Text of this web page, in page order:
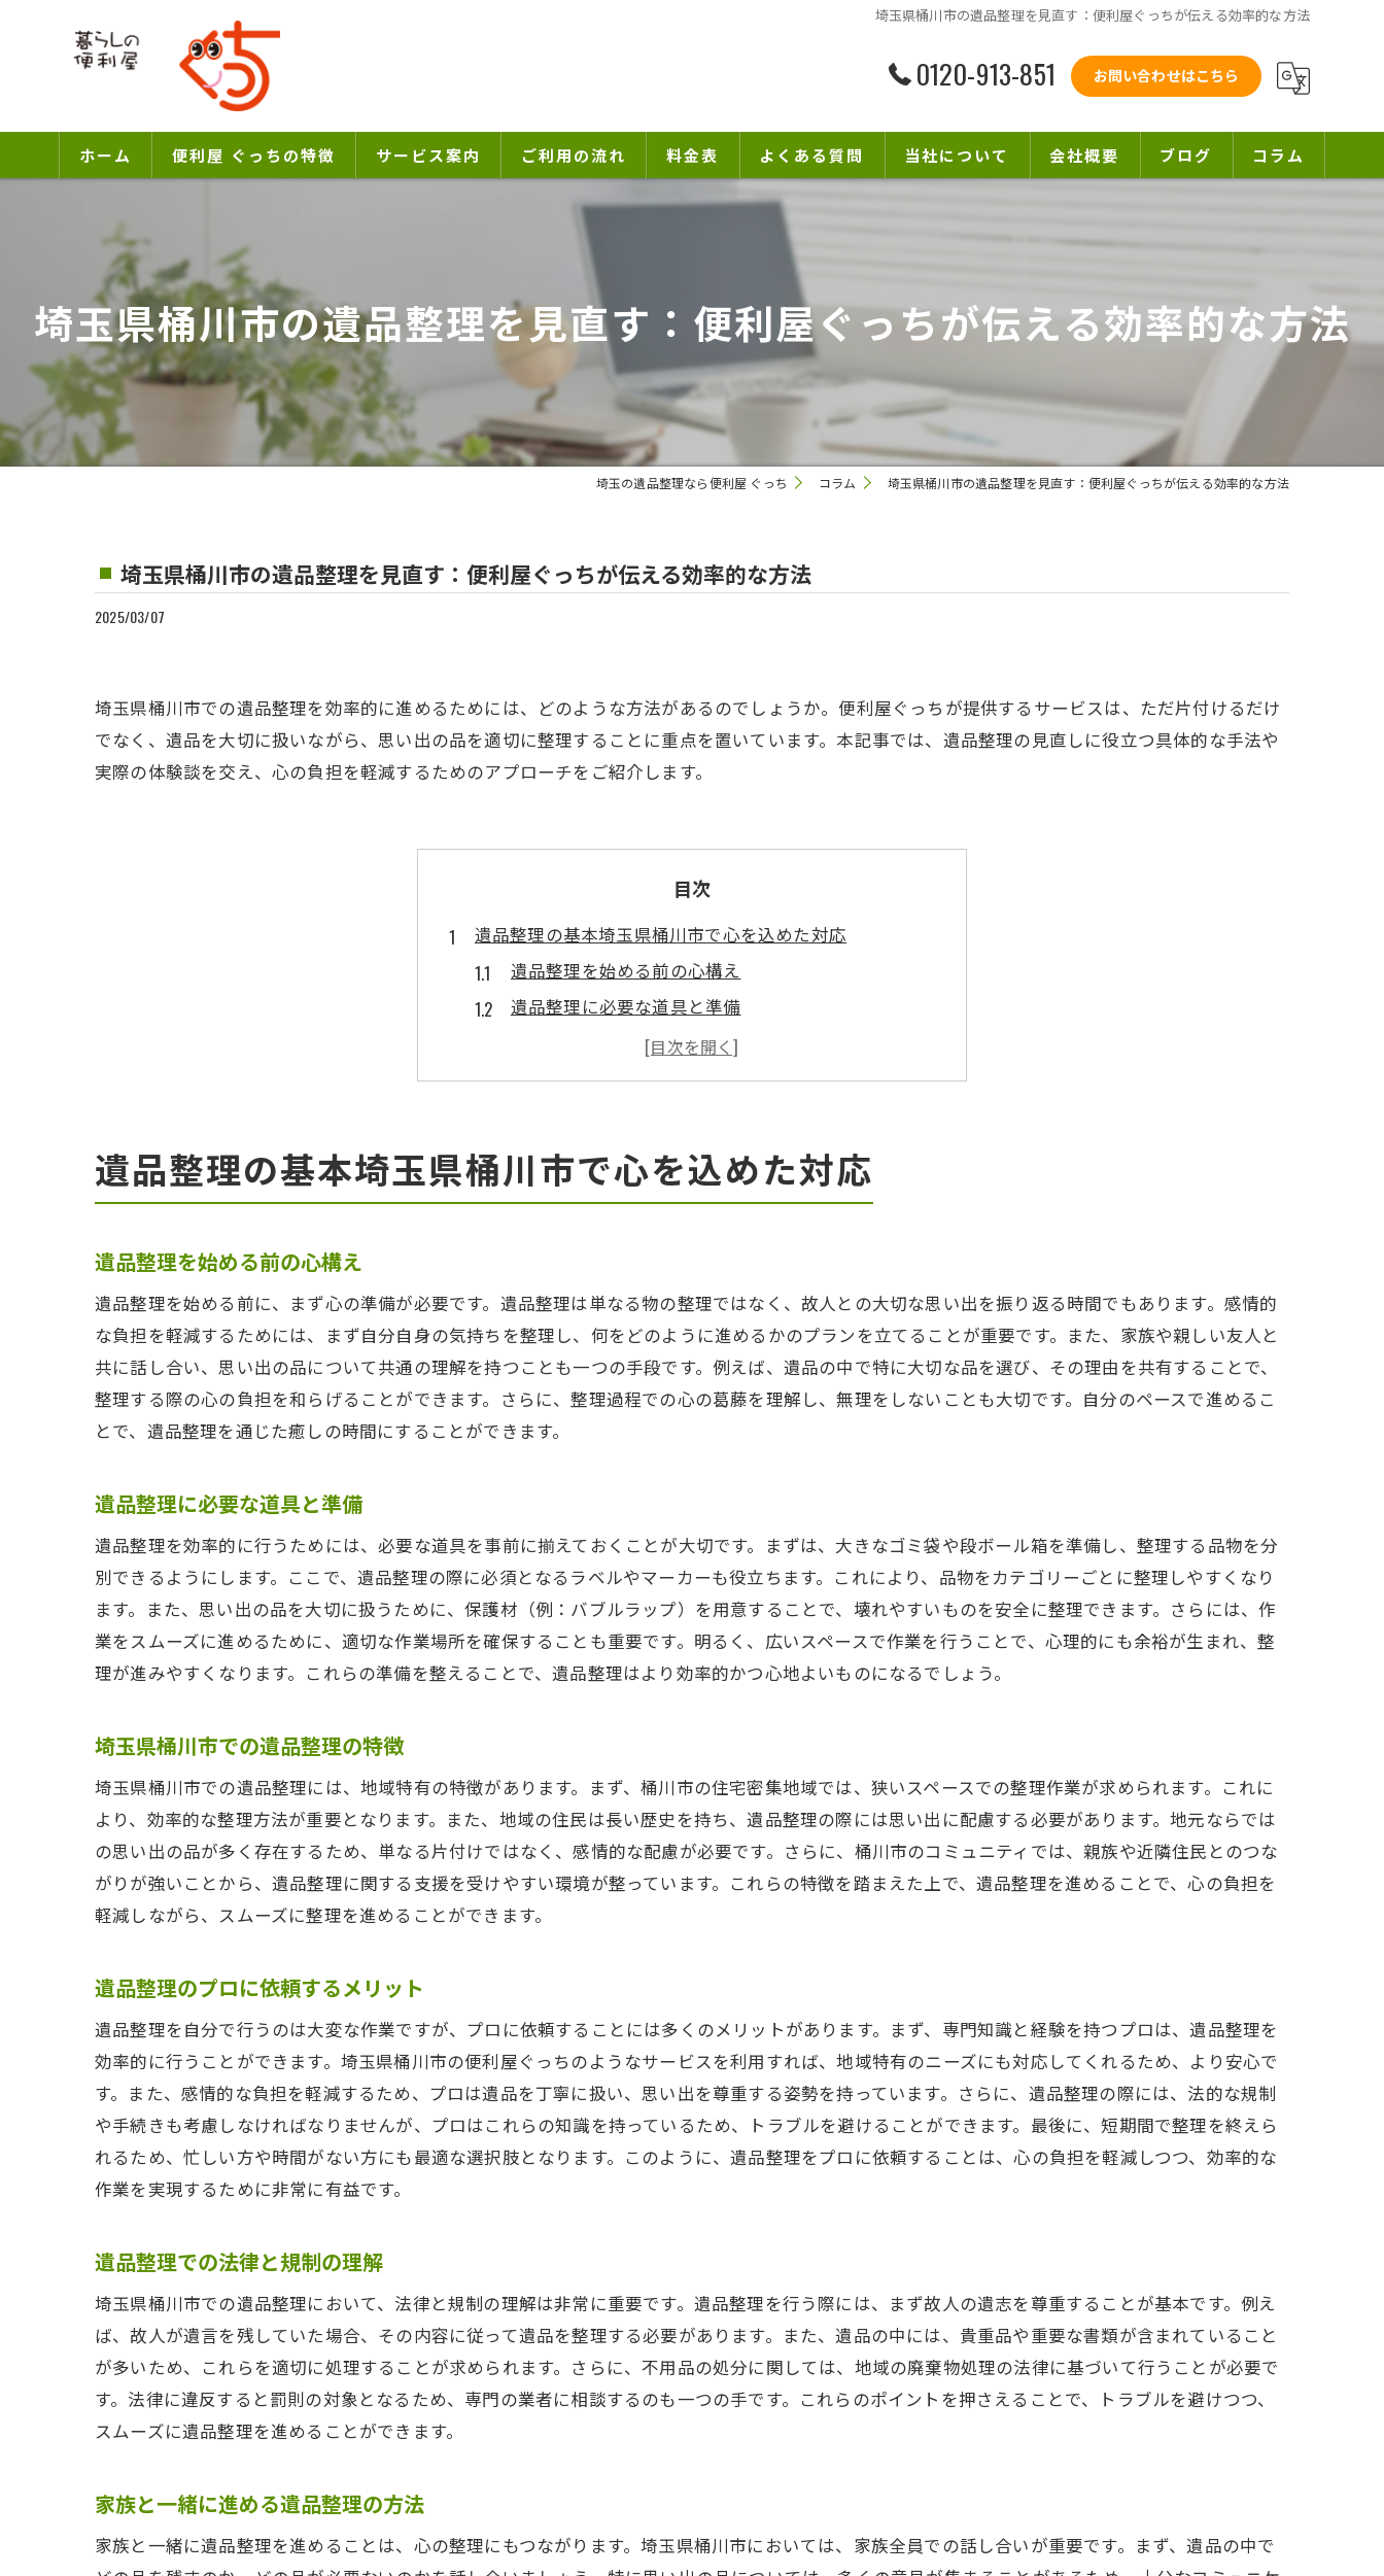
埼玉県桶川市の遺品整理を見直す：便利屋ぐっちが伝える効率的な方法
0120-913-851 お問い合わせはこちら
ホーム 便利屋 ぐっちの特徴 サービス案内 ご利用の流れ 料金表 よくある質問 当社について
出張
片付け
会社概要 ブログ コラム
埼玉県桶川市の遺品整理を見直す：便利屋ぐっちが伝える効率的な方法
埼玉の遺品整理なら便利屋 ぐっち コラム 埼玉県桶川市の遺品整理を見直す：便利屋ぐっちが伝える効率的な方法
埼玉県桶川市の遺品整理を見直す：便利屋ぐっちが伝える効率的な方法
2025/03/07
埼玉県桶川市での遺品整理を効率的に進めるためには、どのような方法があるのでしょうか。便利屋ぐっちが提供するサービスは、ただ片付けるだけ
でなく、遺品を大切に扱いながら、思い出の品を適切に整理することに重点を置いています。本記事では、遺品整理の見直しに役立つ具体的な手法や
実際の体験談を交え、心の負担を軽減するためのアプローチをご紹介します。
目次
遺品整理の基本埼玉県桶川市で心を込めた対応
遺品整理を始める前の心構え
遺品整理に必要な道具と準備
埼玉県桶川市での遺品整理の特徴
遺品整理のプロに依頼するメリット
家族と一緒に進める遺品整理の方法
遺品整理のプロ便利屋ぐっちが教える効率的な方法
桶川市の文化を考慮した整理方法
顧客の心に寄り添う対応のポイント
地元情報を活かした遺品整理の工夫
桶川市での遺品整理の成功事例
思い出を守るための遺品整理心の整理と向き合う
効率的な遺品整理のためのプロのアドバイス
遺品整理のスケジュール管理術
プロが推奨する心のケア方法
実際の作業で得た学びと経験
埼玉県桶川市での遺品整理始める前に知っておくべきこと
安心して任せられる理由
現地調査から始まる効率化
便利屋ぐっちが提供する安心のサポート
効率的な遺品整理のためのチェックリスト
思い出の品を適切に扱う方法
遺品整理と共に進める心の整理
愛する人の記憶を守る整理術
思い出を未来へ繋げるための工夫
遺品整理で家族の絆を深める方法
自分自身と向き合う時間の持ち方
遺品整理を通じて得られる心の平安
心の負担を軽減するためのステップ
家族の協力で進める心の整理
地元住民からの信頼を得るために
遺品整理の基本埼玉県桶川市で心を込めた対応
遺品整理を始める前の心構え
遺品整理を始める前に、まず心の準備が必要です。遺品整理は単なる物の整理ではなく、故人との大切な思い出を振り返る時間でもあります。感情的
な負担を軽減するためには、まず自分自身の気持ちを整理し、何をどのように進めるかのプランを立てることが重要です。また、家族や親しい友人と
共に話し合い、思い出の品について共通の理解を持つことも一つの手段です。例えば、遺品の中で特に大切な品を選び、その理由を共有することで、
整理する際の心の負担を和らげることができます。さらに、整理過程での心の葛藤を理解し、無理をしないことも大切です。自分のペースで進めるこ
とで、遺品整理を通じた癒しの時間にすることができます。
遺品整理に必要な道具と準備
遺品整理を効率的に行うためには、必要な道具を事前に揃えておくことが大切です。まずは、大きなゴミ袋や段ボール箱を準備し、整理する品物を分
別できるようにします。ここで、遺品整理の際に必須となるラベルやマーカーも役立ちます。これにより、品物をカテゴリーごとに整理しやすくなり
ます。また、思い出の品を大切に扱うために、保護材（例：バブルラップ）を用意することで、壊れやすいものを安全に整理できます。さらには、作
業をスムーズに進めるために、適切な作業場所を確保することも重要です。明るく、広いスペースで作業を行うことで、心理的にも余裕が生まれ、整
理が進みやすくなります。これらの準備を整えることで、遺品整理はより効率的かつ心地よいものになるでしょう。
埼玉県桶川市での遺品整理の特徴
埼玉県桶川市での遺品整理には、地域特有の特徴があります。まず、桶川市の住宅密集地域では、狭いスペースでの整理作業が求められます。これに
より、効率的な整理方法が重要となります。また、地域の住民は長い歴史を持ち、遺品整理の際には思い出に配慮する必要があります。地元ならでは
の思い出の品が多く存在するため、単なる片付けではなく、感情的な配慮が必要です。さらに、桶川市のコミュニティでは、親族や近隣住民とのつな
がりが強いことから、遺品整理に関する支援を受けやすい環境が整っています。これらの特徴を踏まえた上で、遺品整理を進めることで、心の負担を
軽減しながら、スムーズに整理を進めることができます。
遺品整理のプロに依頼するメリット
遺品整理を自分で行うのは大変な作業ですが、プロに依頼することには多くのメリットがあります。まず、専門知識と経験を持つプロは、遺品整理を
効率的に行うことができます。埼玉県桶川市の便利屋ぐっちのようなサービスを利用すれば、地域特有のニーズにも対応してくれるため、より安心で
す。また、感情的な負担を軽減するため、プロは遺品を丁寧に扱い、思い出を尊重する姿勢を持っています。さらに、遺品整理の際には、法的な規制
や手続きも考慮しなければなりませんが、プロはこれらの知識を持っているため、トラブルを避けることができます。最後に、短期間で整理を終えら
れるため、忙しい方や時間がない方にも最適な選択肢となります。このように、遺品整理をプロに依頼することは、心の負担を軽減しつつ、効率的な
作業を実現するために非常に有益です。
遺品整理での法律と規制の理解
埼玉県桶川市での遺品整理において、法律と規制の理解は非常に重要です。遺品整理を行う際には、まず故人の遺志を尊重することが基本です。例え
ば、故人が遺言を残していた場合、その内容に従って遺品を整理する必要があります。また、遺品の中には、貴重品や重要な書類が含まれていること
が多いため、これらを適切に処理することが求められます。さらに、不用品の処分に関しては、地域の廃棄物処理の法律に基づいて行うことが必要で
す。法律に違反すると罰則の対象となるため、専門の業者に相談するのも一つの手です。これらのポイントを押さえることで、トラブルを避けつつ、
スムーズに遺品整理を進めることができます。
家族と一緒に進める遺品整理の方法
家族と一緒に遺品整理を進めることは、心の整理にもつながります。埼玉県桶川市においては、家族全員での話し合いが重要です。まず、遺品の中で